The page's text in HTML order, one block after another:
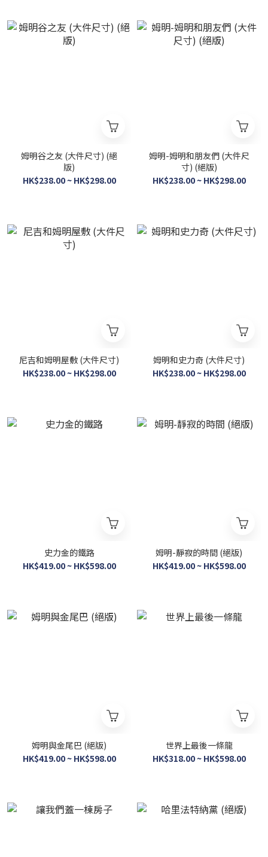
姆明谷之友 (大件尺寸) (絕
版)
HK$238.00 ~ HK$298.00
姆明-姆明和朋友們 (大件尺
寸) (絕版)
HK$238.00 ~ HK$298.00
尼吉和姆明屋敷 (大件尺寸)
HK$238.00 ~ HK$298.00
姆明和史力奇 (大件尺寸)
HK$238.00 ~ HK$298.00
史力金的鐵路
HK$419.00 ~ HK$598.00
姆明-靜寂的時間 (絕版)
HK$419.00 ~ HK$598.00
姆明與金尾巴 (絕版)
HK$419.00 ~ HK$598.00
世界上最後一條龍
HK$318.00 ~ HK$598.00